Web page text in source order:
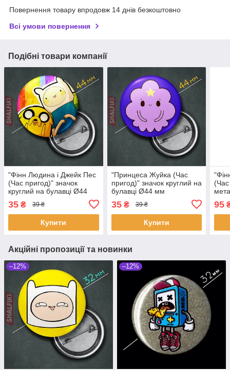
Повернення товару впродовж 14 днів безкоштовно
Всі умови повернення
Подібні товари компанії
"Фінн Людина і Джейк Пес
(Час пригод)" значок
круглий на булавці Ø44
35 ₴ 39 ₴
Купити
"Принцеса Жуйка (Час
пригод)" значок круглий на
булавці Ø44 мм
35₴ 39 ₴
Купити
(Час
95
Акційні пропозиції та новинки
–12% –12%